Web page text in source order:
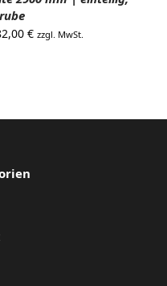
€Aktueller
zzgl. MwSt.